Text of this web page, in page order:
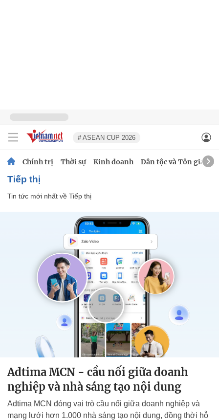
# ASEAN CUP 2026
Chính trị Thời sự Kinh doanh Dân tộc và Tôn giáo
Tiếp thị
Tin tức mới nhất về Tiếp thị
Adtima MCN - cầu nối giữa doanh
nghiệp và nhà sáng tạo nội dung
Adtima MCN đóng vai trò cầu nối giữa doanh nghiệp và
mạng lưới hơn 1.000 nhà sáng tạo nội dung, đồng thời hỗ